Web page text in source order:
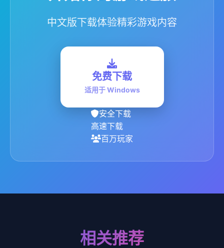
中文版下载体验精彩游戏内容
免费下载
适用于 Windows
安全下载
高速下载
百万玩家
相关推荐